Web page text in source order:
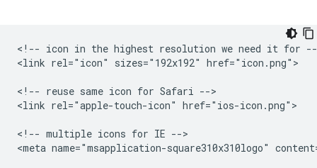
<!-- icon in the highest resolution we need it for
<link rel="icon" sizes="192x192" href="icon.png">
<!-- reuse same icon for Safari -->
<link rel="apple-touch-icon" href="ios-icon.png">
<!-- multiple icons for IE -->